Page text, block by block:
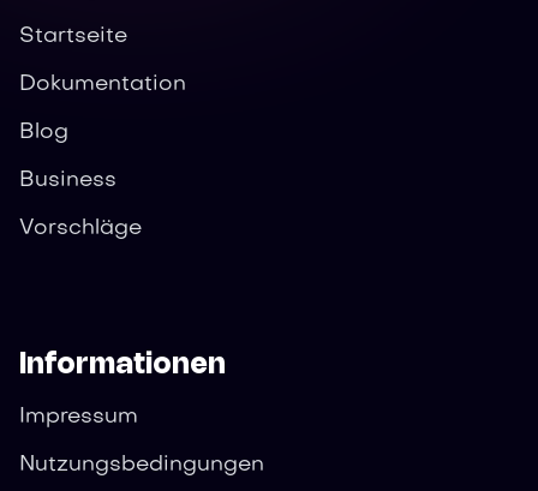
Startseite
Dokumentation
Blog
Business
Vorschläge
Informationen
Impressum
Nutzungsbedingungen